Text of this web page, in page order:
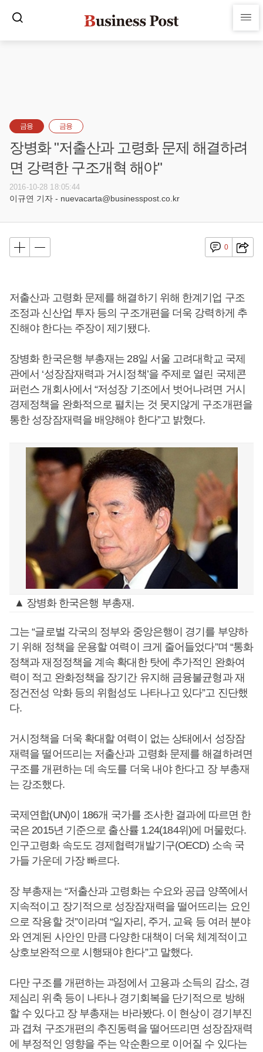
금융 금융
장병화 "저출산과 고령화 문제 해결하려
면 강력한 구조개혁 해야"
2016-10-28 18:05:44
이규연 기자 - nuevacarta@businesspost.co.kr
0
저출산과 고령화 문제를 해결하기 위해 한계기업 구조
조정과 신산업 투자 등의 구조개편을 더욱 강력하게 추
진해야 한다는 주장이 제기됐다.
장병화 한국은행 부총재는 28일 서울 고려대학교 국제
관에서 ‘성장잠재력과 거시정책’을 주제로 열린 국제콘
퍼런스 개회사에서 “저성장 기조에서 벗어나려면 거시
경제정책을 완화적으로 펼치는 것 못지않게 구조개편을
통한 성장잠재력을 배양해야 한다”고 밝혔다.
▲ 장병화 한국은행 부총재.
그는 “글로벌 각국의 정부와 중앙은행이 경기를 부양하
기 위해 정책을 운용할 여력이 크게 줄어들었다”며 “통화
정책과 재정정책을 계속 확대한 탓에 추가적인 완화여
력이 적고 완화정책을 장기간 유지해 금융불균형과 재
정건전성 악화 등의 위험성도 나타나고 있다”고 진단했
다.
거시정책을 더욱 확대할 여력이 없는 상태에서 성장잠
재력을 떨어뜨리는 저출산과 고령화 문제를 해결하려면
구조를 개편하는 데 속도를 더욱 내야 한다고 장 부총재
는 강조했다.
국제연합(UN)이 186개 국가를 조사한 결과에 따르면 한
국은 2015년 기준으로 출산률 1.24(184위)에 머물렀다.
인구고령화 속도도 경제협력개발기구(OECD) 소속 국
가들 가운데 가장 빠르다.
장 부총재는 “저출산과 고령화는 수요와 공급 양쪽에서
지속적이고 장기적으로 성장잠재력을 떨어뜨리는 요인
으로 작용할 것”이라며 “일자리, 주거, 교육 등 여러 분야
와 연계된 사안인 만큼 다양한 대책이 더욱 체계적이고
상호보완적으로 시행돼야 한다”고 말했다.
다만 구조를 개편하는 과정에서 고용과 소득의 감소, 경
제심리 위축 등이 나타나 경기회복을 단기적으로 방해
할 수 있다고 장 부총재는 바라봤다. 이 현상이 경기부진
과 겹쳐 구조개편의 추진동력을 떨어뜨리면 성장잠재력
에 부정적인 영향을 주는 악순환으로 이어질 수 있다는